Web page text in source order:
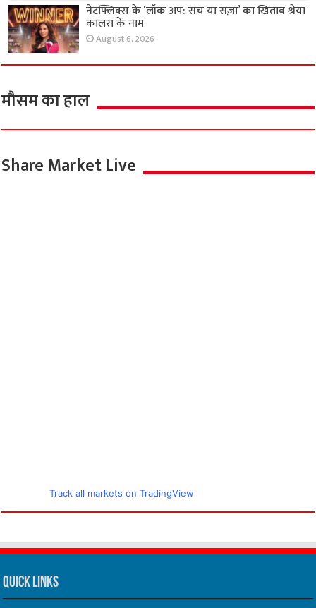
नेटफ्लिक्स के ‘लॉक अप: सच या सज़ा’ का खिताब श्रेया
कालरा के नाम
August 6, 2026
मौसम का हाल
Share Market Live
Track all markets on TradingView
Quick Links